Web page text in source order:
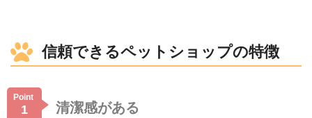
信頼できるペットショップの特徴
Point
1 清潔感がある